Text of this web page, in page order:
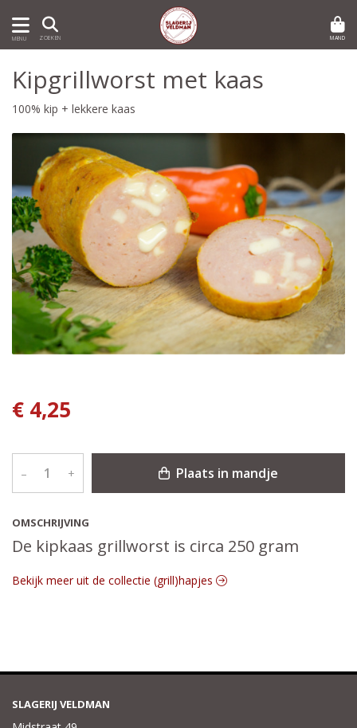
MENU ZOEKEN MAND
OMSCHRIJVING
De kipkaas grillworst is circa 250 gram
Kipgrillworst met kaas
100% kip + lekkere kaas
€ 4,25
– + Plaats in mandje
Bekijk meer uit de collectie (grill)hapjes
SLAGERIJ VELDMAN